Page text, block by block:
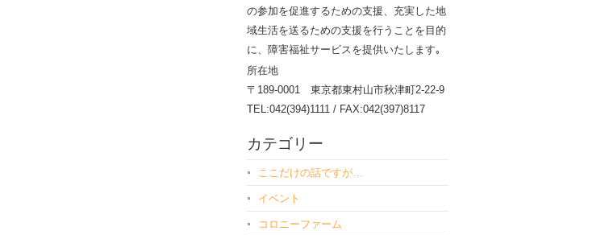
の参加を促進するための支援、充実した地
域生活を送るための支援を行うことを目的
に、障害福祉サービスを提供いたします｡
所在地
〒189-0001 東京都東村山市秋津町2-22-9
TEL:042(394)1111 / FAX:042(397)8117
カテゴリー
ここだけの話ですが…
イベント
コロニーファーム